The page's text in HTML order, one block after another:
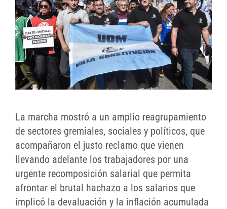
La marcha mostró a un amplio reagrupamiento
de sectores gremiales, sociales y políticos, que
acompañaron el justo reclamo que vienen
llevando adelante los trabajadores por una
urgente recomposición salarial que permita
afrontar el brutal hachazo a los salarios que
implicó la devaluación y la inflación acumulada